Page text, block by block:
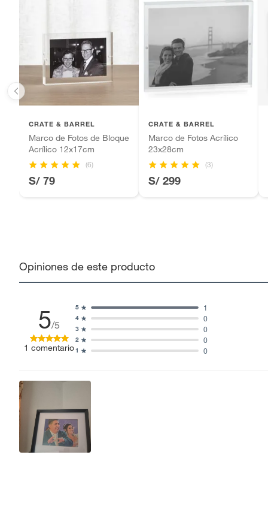
39cm
34cm
Capacidad de fotos 1
Licores y cigarros electrónicos.
CRATE & BARREL
Marco de Fotos de Bloque
Acrílico 12x17cm
(6)
S/ 79
CRATE & BARREL
Marco de Fotos Acrílico
23x28cm
(3)
S/ 299
Opiniones de este producto
5/5
1 comentario1 0
2 0
3 0
4 0
5 1